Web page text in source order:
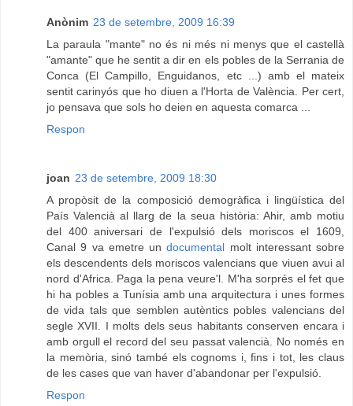
Anònim 23 de setembre, 2009 16:39
La paraula "mante" no és ni més ni menys que el castellà
"amante" que he sentit a dir en els pobles de la Serrania de
Conca (El Campillo, Enguidanos, etc ...) amb el mateix
sentit carinyós que ho diuen a l'Horta de València. Per cert,
jo pensava que sols ho deien en aquesta comarca ...
Respon
joan 23 de setembre, 2009 18:30
A propòsit de la composició demogràfica i lingüística del
País Valencià al llarg de la seua història: Ahir, amb motiu
del 400 aniversari de l'expulsió dels moriscos el 1609,
Canal 9 va emetre undocumental molt interessant sobre
els descendents dels moriscos valencians que viuen avui al
nord d'Africa. Paga la pena veure'l. M'ha sorprés el fet que
hi ha pobles a Tunísia amb una arquitectura i unes formes
de vida tals que semblen autèntics pobles valencians del
segle XVII. I molts dels seus habitants conserven encara i
amb orgull el record del seu passat valencià. No només en
la memòria, sinó també els cognoms i, fins i tot, les claus
de les cases que van haver d'abandonar per l'expulsió.
Respon